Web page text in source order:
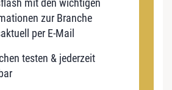
zur Branche
per E-Mail
testen & jederzeit